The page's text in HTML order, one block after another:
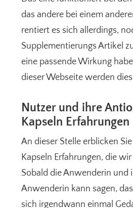
das andere bei einem
rentiert es sich allerdings,
Supplementierungs Artikel
eine passende Wirkung
dieser Webseite werden
Nutzer und ihre
Kapseln Erfahrungen
An dieser Stelle erblicken
Kapseln Erfahrungen, die
Sobald die Anwenderin und
Anwenderin kann sagen,
sich irgendwann einmal